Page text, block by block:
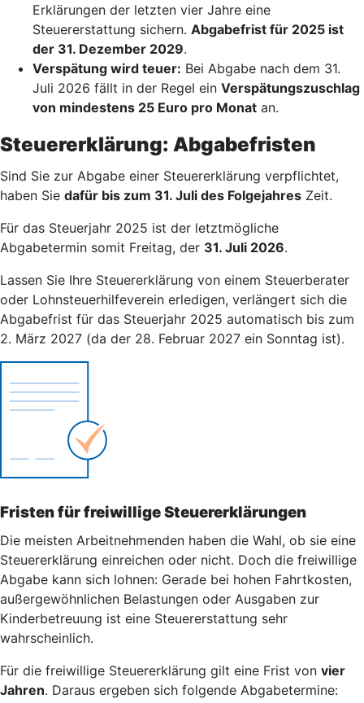
Erklärungen der letzten vier Jahre eine
Steuererstattung sichern. Abgabefrist für 2025 ist
der 31. Dezember 2029.
Verspätung wird teuer: Bei Abgabe nach dem 31.
Juli 2026 fällt in der Regel ein Verspätungszuschlag
von mindestens 25 Euro pro Monat an.
Steuererklärung: Abgabefristen
Sind Sie zur Abgabe einer Steuererklärung verpflichtet,
haben Sie dafür bis zum 31. Juli des Folgejahres Zeit.
Für das Steuerjahr 2025 ist der letztmögliche
Abgabetermin somit Freitag, der 31. Juli 2026.
Lassen Sie Ihre Steuererklärung von einem Steuerberater
oder Lohnsteuerhilfeverein erledigen, verlängert sich die
Abgabefrist für das Steuerjahr 2025 automatisch bis zum
2. März 2027 (da der 28. Februar 2027 ein Sonntag ist).
Fristen für freiwillige Steuererklärungen
Die meisten Arbeitnehmenden haben die Wahl, ob sie eine
Steuererklärung einreichen oder nicht. Doch die freiwillige
Abgabe kann sich lohnen: Gerade bei hohen Fahrtkosten,
außergewöhnlichen Belastungen oder Ausgaben zur
Kinderbetreuung ist eine Steuererstattung sehr
wahrscheinlich.
Für die freiwillige Steuererklärung gilt eine Frist von vier
Jahren. Daraus ergeben sich folgende Abgabetermine: